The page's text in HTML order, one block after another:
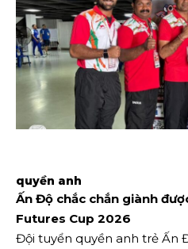
quyền anh
Ấn Độ chắc chắn giành
Futures Cup 2026
Đội tuyển quyền anh trẻ Ấn